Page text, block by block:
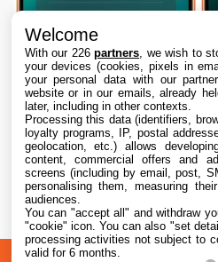
Dopamine 3, le jailbreak
iPhone, est disponible
7 Aug. 2026 • 22:44
Welcome
With our 226partners , we wish to
your devices (cookies, pixels in
your personal data with our
website or in our emails, already
later, including in other contexts.
Processing this data (identifiers,
loyalty programs, IP, postal
geolocation, etc.) allows
content, commercial offers and
screens (including by email, post,
personalising them, measuring
audiences.
You can "accept all" and withdraw
"cookie" icon. You can also "set
processing activities not subject to
valid for 6 months.